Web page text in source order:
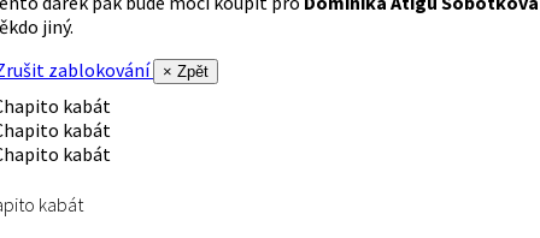
jiný.
zablokování
× Zpět
kabát